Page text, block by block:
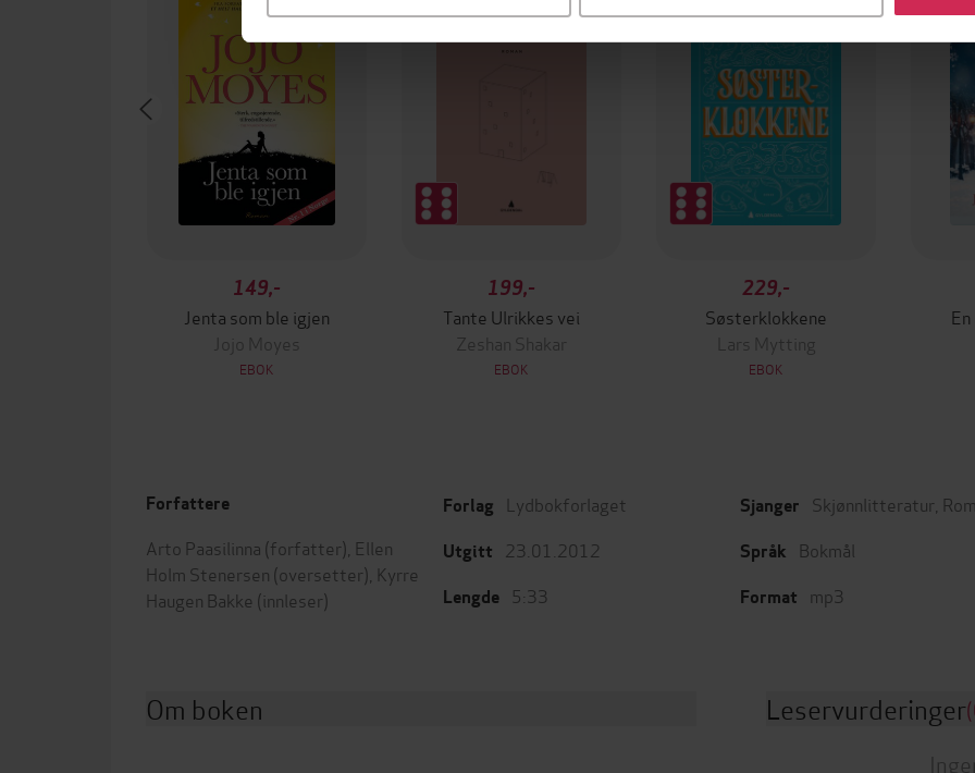
149,-
Jenta som ble igjen
Jojo Moyes
EBOK
199,-
Tante Ulrikkes vei
Zeshan Shakar
EBOK
229,-
Søsterklokkene
Lars Mytting
EBOK
Forfattere
Arto Paasilinna (forfatter), Ellen
Holm Stenersen (oversetter), Kyrre
Haugen Bakke (innleser)
Forlag Lydbokforlaget
Utgitt 23.01.2012
Lengde 5:33
Sjanger Skjønnlitteratur
Språk Bokmål
Format mp3
Om boken Leservurderinger